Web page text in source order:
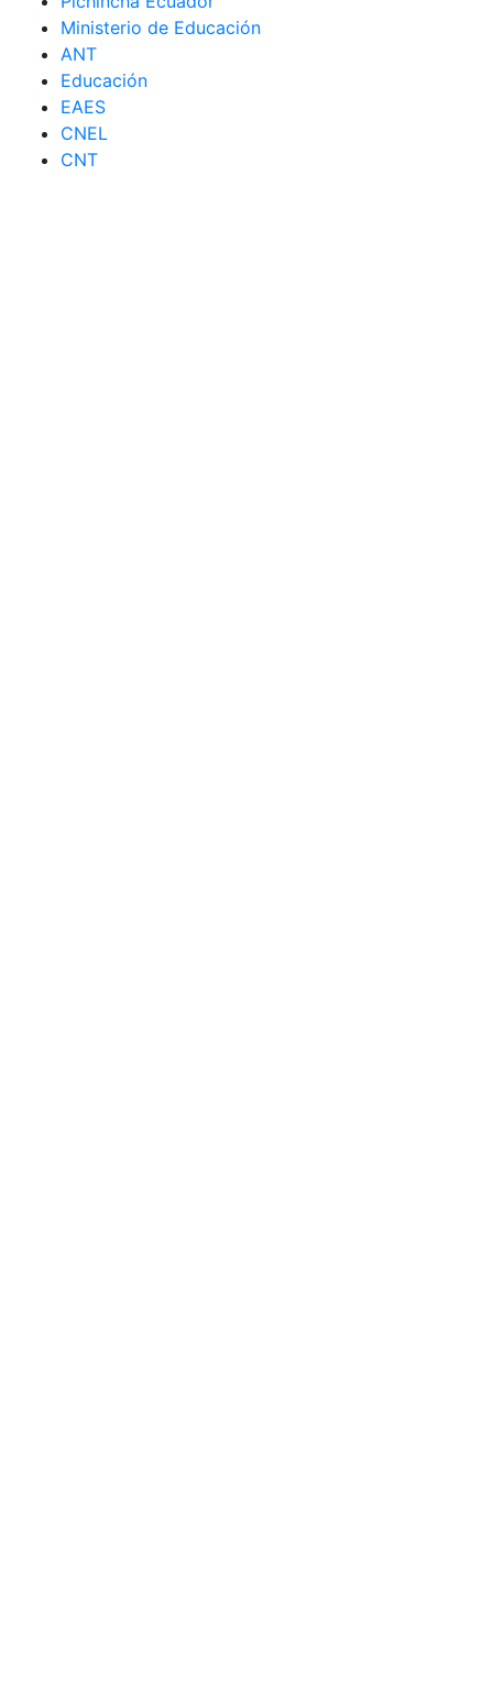
Ministerio de Educación
ANT
Educación
EAES
CNEL
CNT